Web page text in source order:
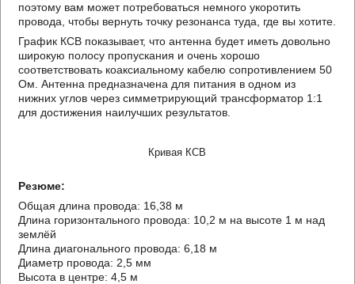
поэтому вам может потребоваться немного укоротить
провода, чтобы вернуть точку резонанса туда, где вы хотите.
График КСВ показывает, что антенна будет иметь довольно
широкую полосу пропускания и очень хорошо
соответствовать коаксиальному кабелю сопротивлением 50
Ом. Антенна предназначена для питания в одном из
нижних углов через симметрирующий трансформатор 1:1
для достижения наилучших результатов.
Кривая КСВ
Резюме:
Общая длина провода: 16,38 м
Длина горизонтального провода: 10,2 м на высоте 1 м над
землёй
Длина диагонального провода: 6,18 м
Диаметр провода: 2,5 мм
Высота в центре: 4,5 м